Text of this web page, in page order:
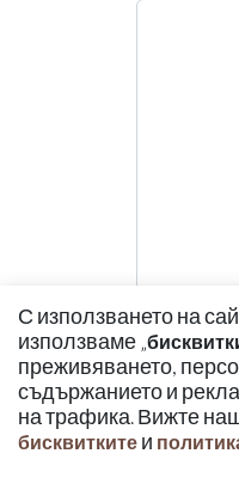
С използването на
използваме „
преживяването,
съдържанието и
на трафика. Вижте
бисквитките и